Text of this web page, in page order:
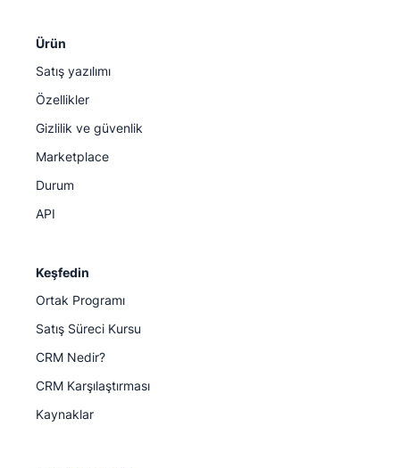
Ürün
Satış yazılımı
Özellikler
Gizlilik ve güvenlik
Marketplace
Durum
API
Keşfedin
Ortak Programı
Satış Süreci Kursu
CRM Nedir?
CRM Karşılaştırması
Kaynaklar